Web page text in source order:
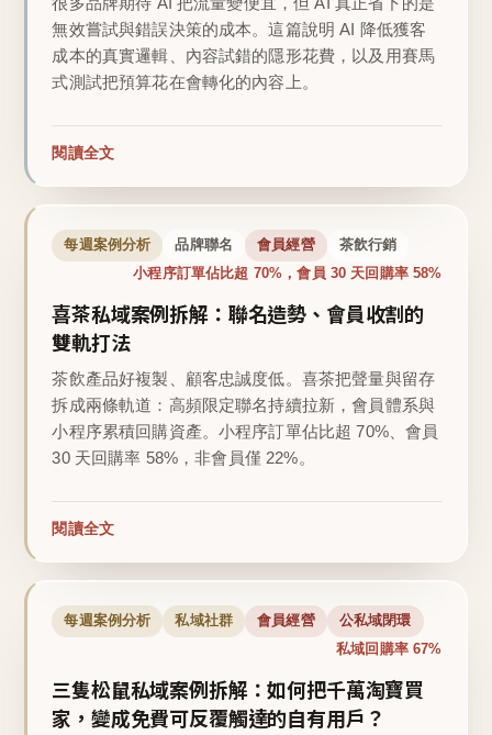
無效嘗試與錯誤決策的成本。這篇說明 AI 降低獲客
成本的真實邏輯、內容試錯的隱形花費，以及用賽馬
式測試把預算花在會轉化的內容上。
閱讀全文
每週案例分析 品牌聯名 會員經營 茶飲行銷
小程序訂單佔比超 70%，會員 30 天回購率 58%
喜茶私域案例拆解：聯名造勢、會員收割的
雙軌打法
茶飲產品好複製、顧客忠誠度低。喜茶把聲量與留存
拆成兩條軌道：高頻限定聯名持續拉新，會員體系與
小程序累積回購資產。小程序訂單佔比超 70%、會員
30 天回購率 58%，非會員僅 22%。
閱讀全文
每週案例分析 私域社群 會員經營 公私域閉環
私域回購率 67%
三隻松鼠私域案例拆解：如何把千萬淘寶買
家，變成免費可反覆觸達的自有用戶？